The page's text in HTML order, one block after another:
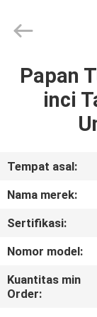
RUMAH
TENTANG
KITA
WISATA
PABRIK
KONTROL
Interactive
Technology
Reserved.Papan
inci
Tempat asal:
Nama merek:
Sertifikasi:
Nomor model:
Kuantitas min
Order: